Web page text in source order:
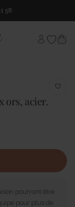
58
Mon
ors, acier.
pourront être
pour plus de